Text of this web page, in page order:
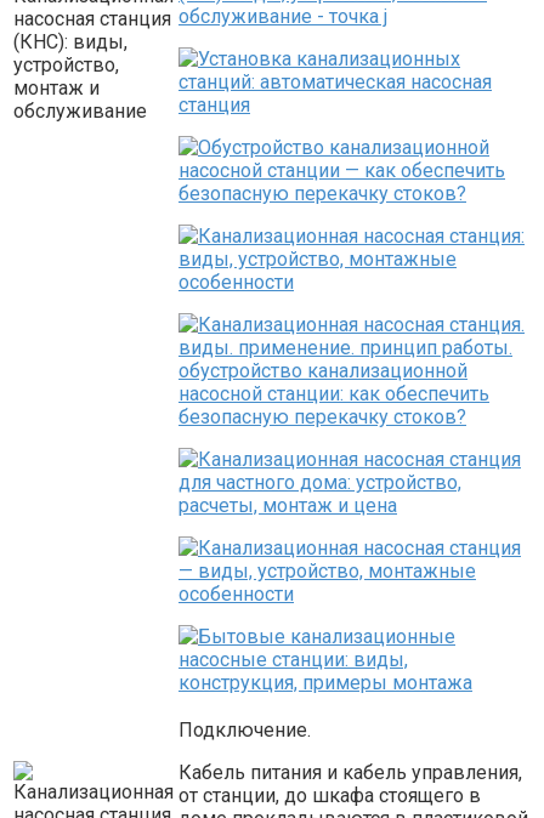
Подключение.
Кабель питания и кабель управления,
от станции, до шкафа стоящего в